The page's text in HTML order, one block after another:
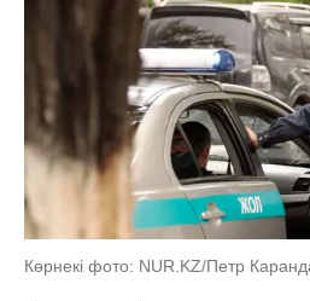
Көрнекі фото: NUR.KZ/Петр